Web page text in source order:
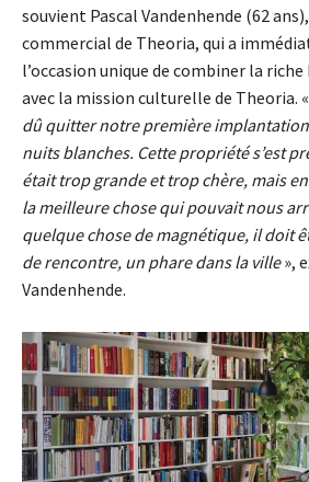
souvient Pascal Vandenhende (62
commercial de Theoria, qui a
l’occasion unique de combiner la
avec la mission culturelle de Theoria. «
dû quitter notre première
nuits blanches. Cette propriété s’est
était trop grande et trop chère, mais
la meilleure chose qui pouvait nous
quelque chose de magnétique, il doit
de rencontre, un phare dans la ville»,
Vandenhende.